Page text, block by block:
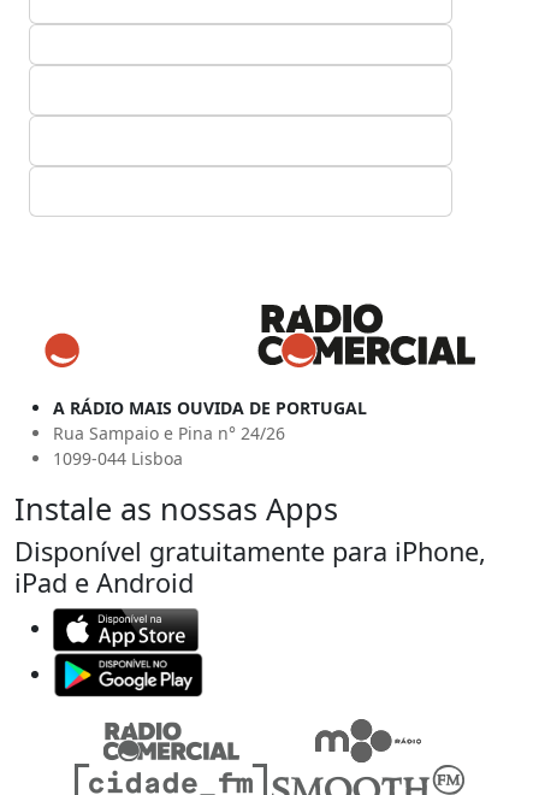
A RÁDIO MAIS OUVIDA DE PORTUGAL
Rua Sampaio e Pina n° 24/26
1099-044 Lisboa
Instale as nossas Apps
Disponível gratuitamente para iPhone,
iPad e Android